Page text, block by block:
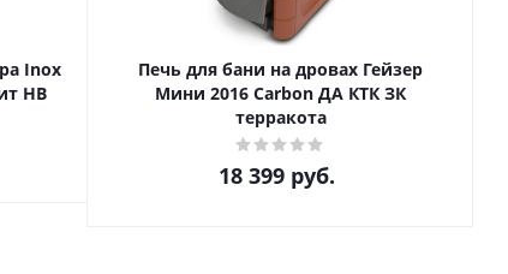
Inox
НВ
Печь для бани на дровах Гейзер
Мини 2016 Carbon ДА КТК ЗК
терракота
18 399руб.